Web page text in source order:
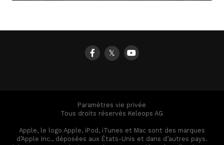
𝕏
Paramètres vie privée
Tous droits réservés Keleops AG
Apple, le logo Apple, iPod, iTunes et Mac sont des marques
d’Apple Inc., déposées aux États-Unis et dans d’autres pays.